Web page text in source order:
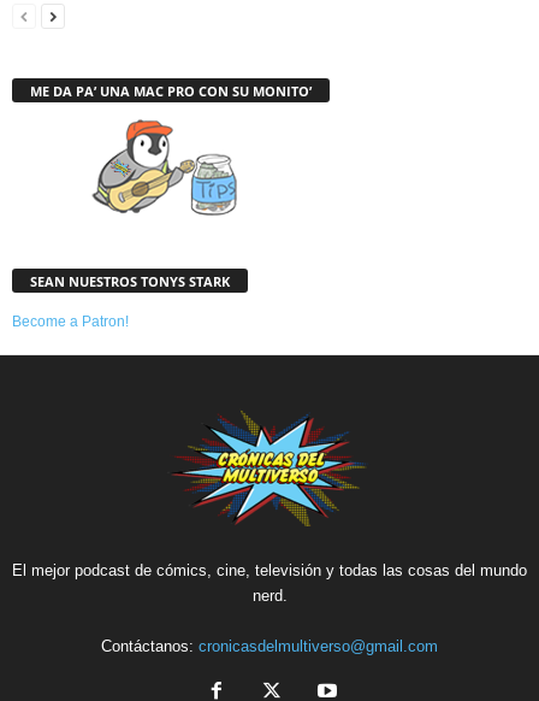
ME DA PA’ UNA MAC PRO CON SU MONITO’
SEAN NUESTROS TONYS STARK
Become a Patron!
El mejor podcast de cómics, cine, televisión y todas las cosas del mundo
nerd.
Contáctanos: cronicasdelmultiverso@gmail.com